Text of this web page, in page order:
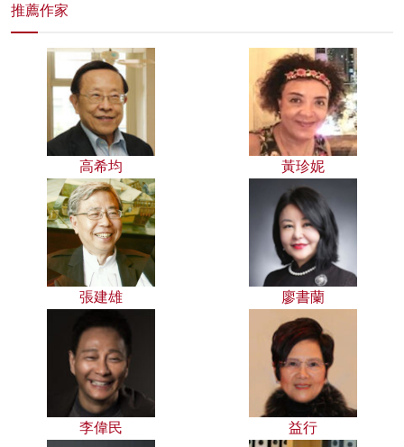
推薦作家
高希均 黃珍妮
張建雄 廖書蘭
李偉民 益行